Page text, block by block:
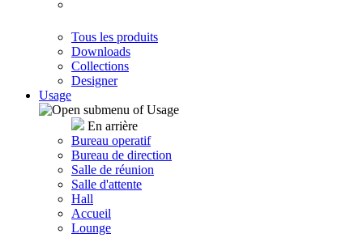
Tous les produits
Downloads
Collections
Designer
Usage
En arrière
Bureau operatif
Bureau de direction
Salle de réunion
Salle d'attente
Hall
Accueil
Lounge